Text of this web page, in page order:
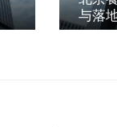
与落